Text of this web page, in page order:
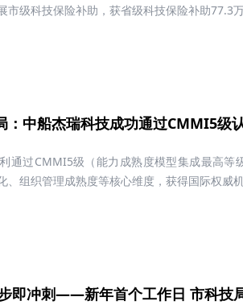
市级科技保险补助，获省级科技保险补助77.3
：中船杰瑞科技成功通过CMMI5级
通过CMMI5级（能力成熟度模型集成最高
、组织管理成熟度等核心维度，获得国际权威
即冲刺——新年首个工作日 市科技